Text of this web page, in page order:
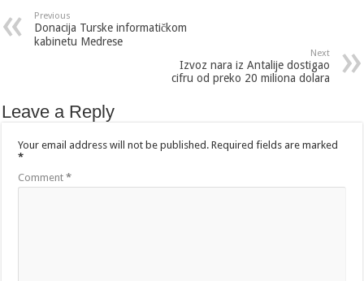
Previous
Donacija Turske informatičkom
kabinetu Medrese
Next
Izvoz nara iz Antalije dostigao
cifru od preko 20 miliona dolara
Leave a Reply
Your email address will not be published. Required fields are marked
*
Comment*